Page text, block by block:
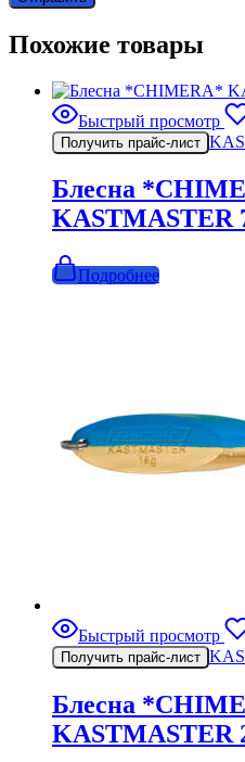
Похожие товары
Быстрый просмотр
Получить прайс-лист
Блесна
KASTMASTER
Подробнее
Быстрый просмотр
Получить прайс-лист
Блесна
KASTMASTER